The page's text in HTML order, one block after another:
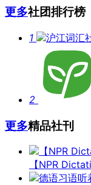
更多社团排行榜
1
2
更多精品社刊
【NPR